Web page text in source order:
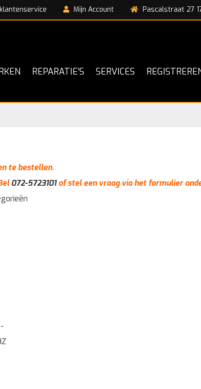
klantenservice Mijn Account Pascalstraat 27
REPARATIE’S SERVICES
te bestellen.
072-5723101of stel een vraag via het formulier